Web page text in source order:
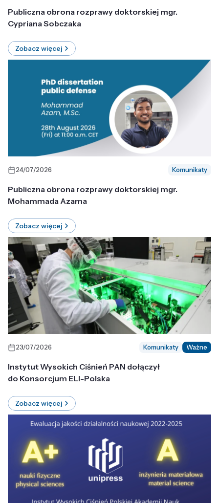
Publiczna obrona rozprawy doktorskiej mgr.
Cypriana Sobczaka
Zobacz więcej
24/07/2026 Komunikaty
Publiczna obrona rozprawy doktorskiej mgr.
Mohammada Azama
Zobacz więcej
23/07/2026 Komunikaty Ważne
Instytut Wysokich Ciśnień PAN dołączył
do Konsorcjum ELI-Polska
Zobacz więcej